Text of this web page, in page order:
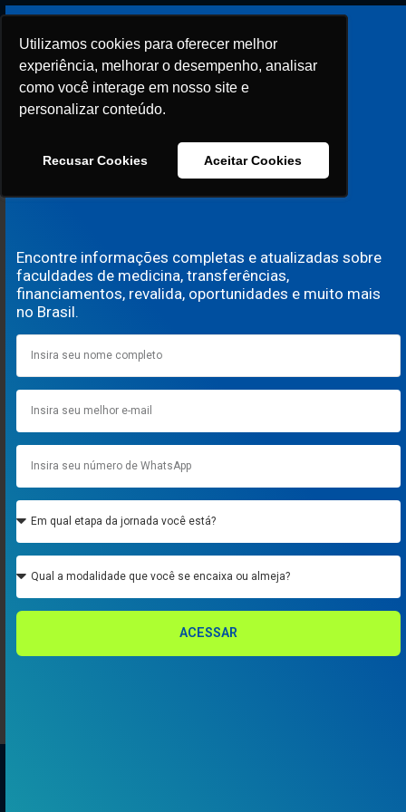
Utilizamos cookies para oferecer melhor
experiência, melhorar o desempenho, analisar
como você interage em nosso site e
personalizar conteúdo.
Recusar Cookies Aceitar Cookies
Utilizamos cookies para oferecer melhor
experiência, melhorar o desempenho, analisar
como você interage em nosso site e
personalizar conteúdo.
Recusar Cookies Aceitar Cookies
A ÚNICA INTELIGÊNCIA
ARTIFICIAL FOCADA EM
Encontre informações completas e atualizadas sobre
faculdades de medicina, transferências,
financiamentos, revalida, oportunidades e muito mais
no Brasil.
ACESSAR